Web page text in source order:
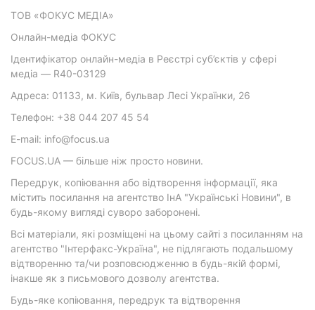
ТОВ «ФОКУС МЕДІА»
Онлайн-медіа ФОКУС
Ідентифікатор онлайн-медіа в Реєстрі суб’єктів у сфері
медіа — R40-03129
Адреса: 01133, м. Київ, бульвар Лесі Українки, 26
Телефон: +38 044 207 45 54
E-mail: info@focus.ua
FOCUS.UA — більше ніж просто новини.
Передрук, копіювання або відтворення інформації, яка
містить посилання на агентство ІнА "Українські Новини", в
будь-якому вигляді суворо заборонені.
Всі матеріали, які розміщені на цьому сайті з посиланням на
агентство "Інтерфакс-Україна", не підлягають подальшому
відтворенню та/чи розповсюдженню в будь-якій формі,
інакше як з письмового дозволу агентства.
Будь-яке копіювання, передрук та відтворення